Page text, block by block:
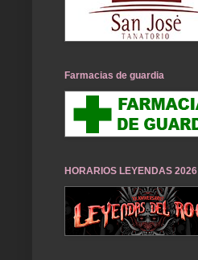
Farmacias de guardia
HORARIOS LEYENDAS 2026